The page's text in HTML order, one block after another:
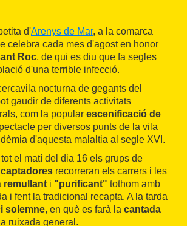
d'Arenys de Mar, a la comarca
celebra cada mes d'agost en honor
Roc, de qui es diu que fa segles
d'una terrible infecció.
nocturna de gegants del
gaudir de diferents activitats
com la popular escenificació de
per diversos punts de la vila
d'aquesta malaltia al segle XVI.
el matí del dia 16 els grups de
captadores recorreran els carrers i les
remullant i "purificant" tothom amb
i fent la tradicional recapta. A la tarda
solemne, en què es farà la cantada
ruixada general.